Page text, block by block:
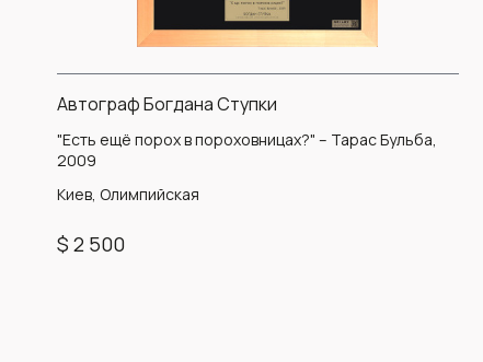
Автограф Богдана Ступки
"Есть ещё порох в пороховницах?" – Тарас Бульба,
2009
Киев, Олимпийская
$ 2 500